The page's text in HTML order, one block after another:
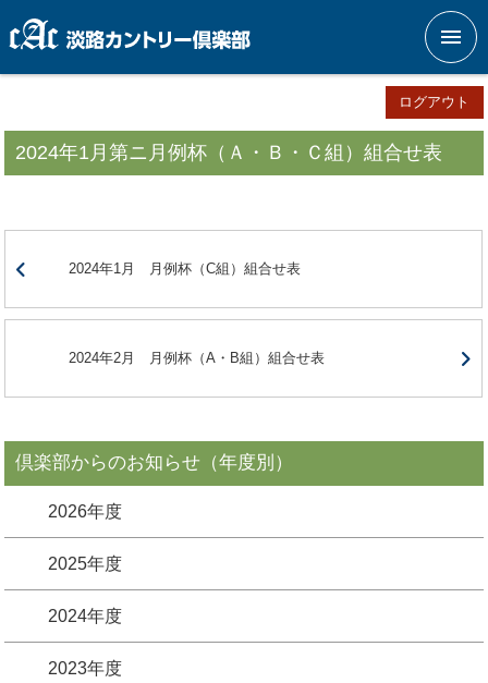
メニ
ログアウト
2024年1月第ニ月例杯（Ａ・Ｂ・Ｃ組）組合せ表
2024年1月 月例杯（C組）組合せ表
2024年2月 月例杯（A・B組）組合せ表
倶楽部からのお知らせ（年度別）
2026年度
2025年度
2024年度
2023年度